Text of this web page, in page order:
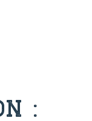
: